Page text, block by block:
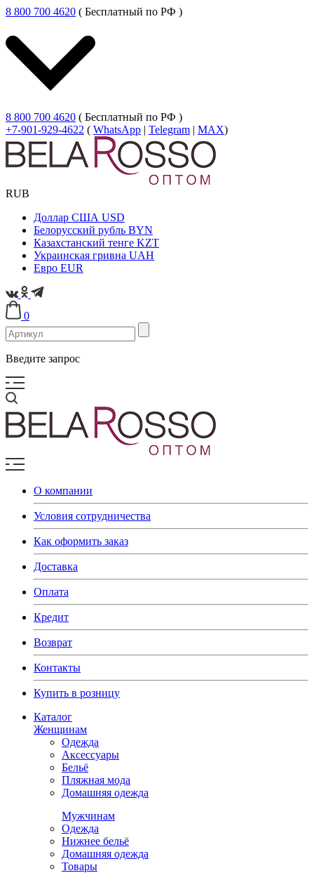
8 800 700 4620 ( Бесплатный по РФ )
8 800 700 4620 ( Бесплатный по РФ )
+7-901-929-4622 ( WhatsApp | Telegram | MAX)
RUB
Доллар США USD
Белорусский рубль BYN
Казахстанский тенге KZT
Украинская гривна UAH
Евро EUR
0
Введите запрос
О компании
Условия сотрудничества
Как оформить заказ
Доставка
Оплата
Кредит
Возврат
Контакты
Купить в розницу
Каталог
Женщинам
Одежда
Аксессуары
Бельё
Пляжная мода
Домашняя одежда
Мужчинам
Одежда
Нижнее бельё
Домашняя одежда
Товары